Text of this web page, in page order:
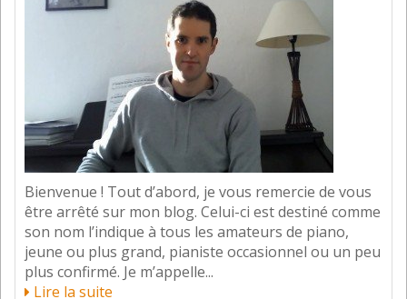
Bienvenue ! Tout d’abord, je vous remercie de vous
être arrêté sur mon blog. Celui-ci est destiné comme
son nom l’indique à tous les amateurs de piano,
jeune ou plus grand, pianiste occasionnel ou un peu
plus confirmé. Je m’appelle...
Lire la suite